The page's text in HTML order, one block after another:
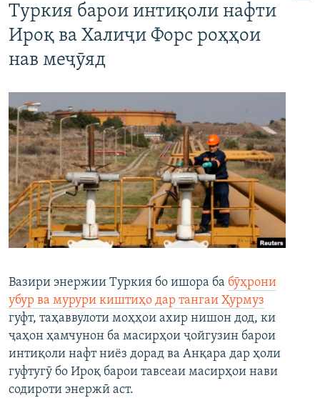
Туркия барои интиқоли нафти
Ироқ ва Халиҷи Форс роҳҳои
нав меҷӯяд
Вазири энержии Туркия бо ишора ба бӯҳрони
убур ва мурури киштиҳо дар тангаи Ҳурмуз
гуфт, таҳаввулоти моҳҳои ахир нишон дод, ки
ҷаҳон ҳамчунон ба масирҳои ҷойгузин барои
интиқоли нафт ниёз дорад ва Анқара дар ҳоли
гуфтугӯ бо Ироқ барои тавсеаи масирҳои нави
содироти энержӣ аст.